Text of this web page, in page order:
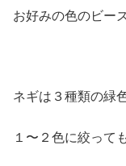
お好みの色のビー
ネギは３種類の緑
１〜２色に絞って